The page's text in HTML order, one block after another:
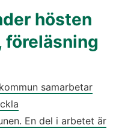
hösten
föreläsning
samarbetar
En del i arbetet är